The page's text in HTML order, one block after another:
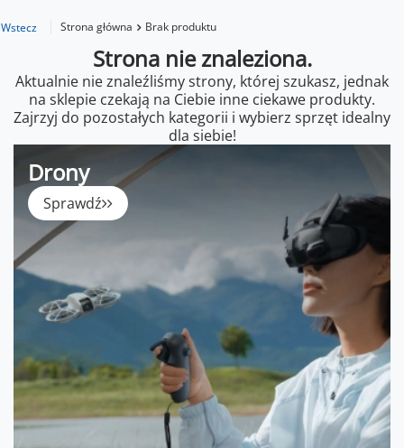
Wstecz Strona główna Brak produktu
Strona nie znaleziona.
Aktualnie nie znaleźliśmy strony, której szukasz, jednak
na sklepie czekają na Ciebie inne ciekawe produkty.
Zajrzyj do pozostałych kategorii i wybierz sprzęt idealny
dla siebie!
Drony
Sprawdź